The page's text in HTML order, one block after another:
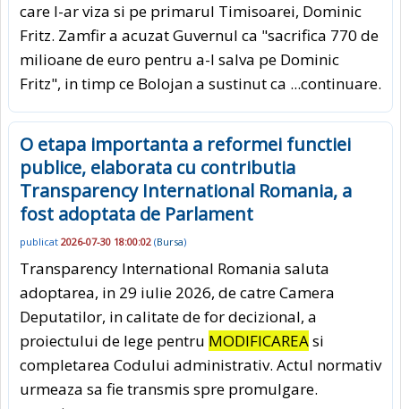
care l-ar viza si pe primarul Timisoarei, Dominic
Fritz. Zamfir a acuzat Guvernul ca "sacrifica 770 de
milioane de euro pentru a-l salva pe Dominic
Fritz", in timp ce Bolojan a sustinut ca ...continuare.
O etapa importanta a reformei functiei
publice, elaborata cu contributia
Transparency International Romania, a
fost adoptata de Parlament
publicat 2026-07-30 18:00:02 (Bursa)
Transparency International Romania saluta
adoptarea, in 29 iulie 2026, de catre Camera
Deputatilor, in calitate de for decizional, a
proiectului de lege pentru MODIFICAREAsi
completarea Codului administrativ. Actul normativ
urmeaza sa fie transmis spre promulgare.